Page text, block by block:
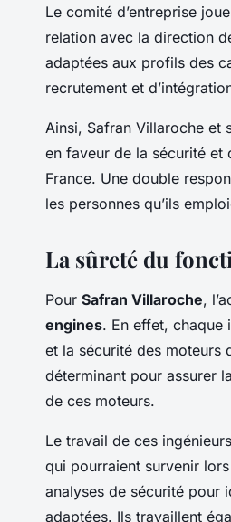
Le comité d’entreprise
relation avec la direction
adaptées aux profils des
recrutement et
Ainsi, Safran Villaroche et
en faveur de la sécurité et
France. Une double
les personnes qu’ils
La sûreté du
Pour Safran Villaroche,
engines. En effet, chaque
et la sécurité des moteurs
déterminant pour assurer
de ces moteurs.
Le travail de ces
qui pourraient survenir
analyses de sécurité pour
adaptées. Ils travaillent